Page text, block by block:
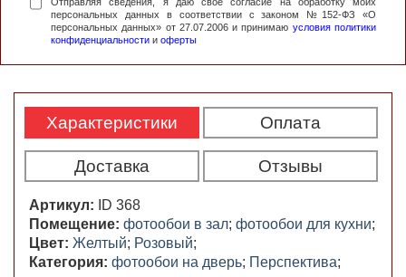
персональных данных в соответствии с законом №152-ФЗ «О
персональных данных» от 27.07.2006 и принимаю условия политики
конфиденциальности и оферты
Характеристики Оплата
Доставка Отзывы
Артикул:
ID 368
Помещение: фотообои в зал; фотообои для кухни;
Цвет: Желтый; Розовый;
Категория: фотообои на дверь; Перспектива;